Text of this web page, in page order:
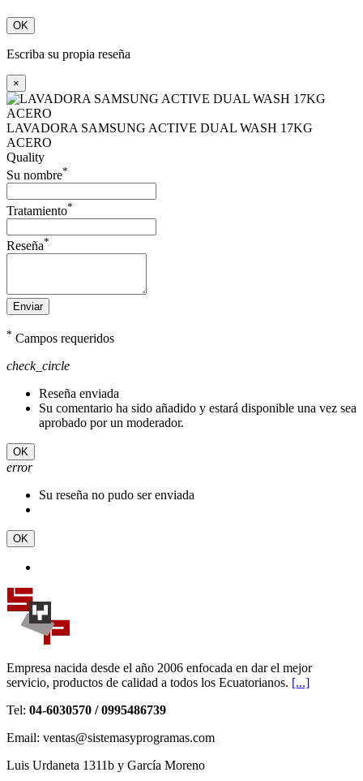
OK
Escriba su propia reseña
×
LAVADORA SAMSUNG ACTIVE DUAL WASH 17KG
ACERO
Quality
Su nombre*
Tratamiento*
Reseña*
Enviar
* Campos requeridos
check_circle
Reseña enviada
Su comentario ha sido añadido y estará disponible una vez sea
aprobado por un moderador.
OK
error
Su reseña no pudo ser enviada
OK
Empresa nacida desde el año 2006 enfocada en dar el mejor
servicio, productos de calidad a todos los Ecuatorianos. [...]
Tel: 04-6030570 / 0995486739
Email: ventas@sistemasyprogramas.com
Luis Urdaneta 1311b y García Moreno